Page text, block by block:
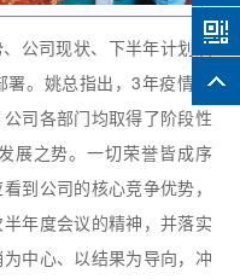
公司现状、下半年计划及
署。姚总指出，3年疫情结
司各部门均取得了阶段性
展之势。一切荣誉皆成序
到公司的核心竞争优势，
年度会议的精神，并落实
中心、以结果为导向，冲